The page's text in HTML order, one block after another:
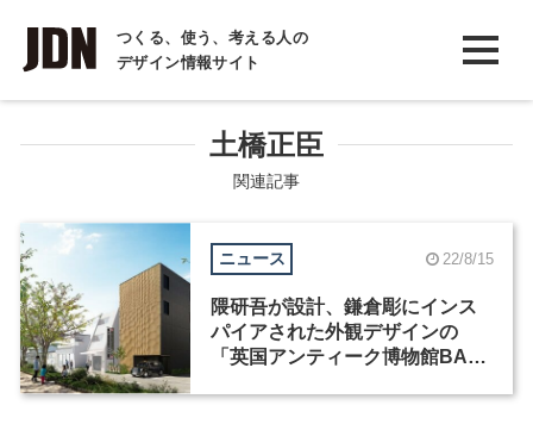
つくる、使う、考える人の
デザイン情報サイト
INTERVIEW
インタビュー
COLUMN
土橋正臣
関連記事
ニュース 22/8/15
隈研吾が設計、鎌倉彫にインス
パイアされた外観デザインの
「英国アンティーク博物館BAM